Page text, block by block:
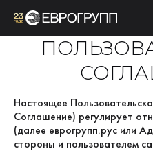
Настоящее
Соглашение) регулирует
(далее еврогрупп.рус или
стороны и пользователем